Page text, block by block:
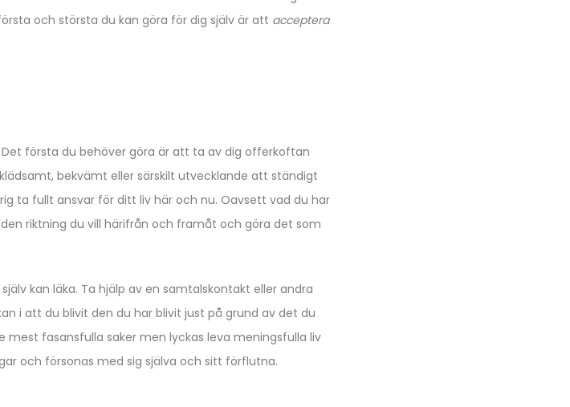
och största du kan göra för dig själv är att acceptera
Det första du behöver göra är att ta av dig offerkoftan
bekvämt eller särskilt utvecklande att ständigt
ta fullt ansvar för ditt liv här och nu. Oavsett vad du har
riktning du vill härifrån och framåt och göra det som
kan läka. Ta hjälp av en samtalskontakt eller andra
i att du blivit den du har blivit just på grund av det du
mest fasansfulla saker men lyckas leva meningsfulla liv
och försonas med sig själva och sitt förflutna.